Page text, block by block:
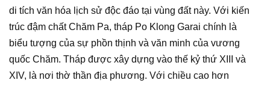
di tích văn hóa lịch sử độc đáo tại vùng đất này. Với kiến
trúc đậm chất Chăm Pa, tháp Po Klong Garai chính là
biểu tượng của sự phồn thịnh và văn minh của vương
quốc Chăm. Tháp được xây dựng vào thế kỷ thứ XIII và
XIV, là nơi thờ thần địa phương. Với chiều cao hơn